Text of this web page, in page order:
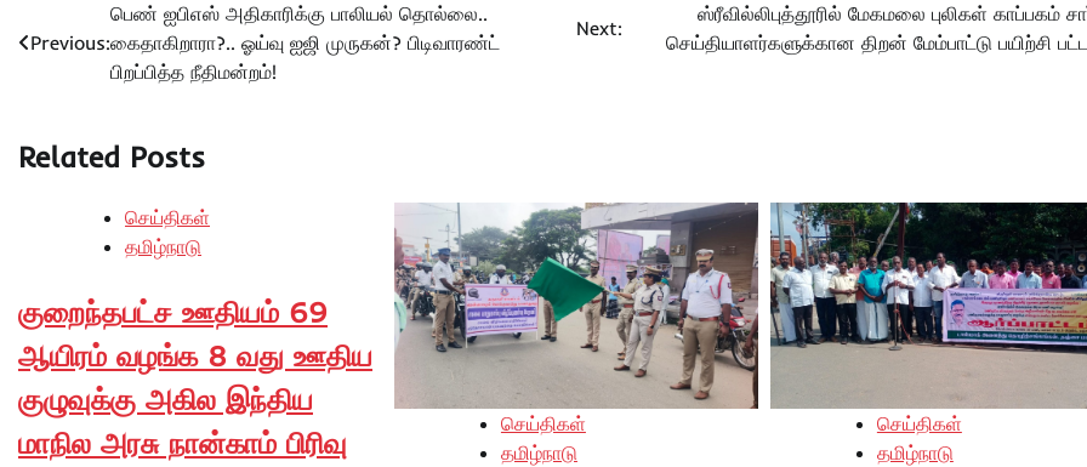
navigation
Previous:
பெண் ஐபிஎஸ் அதிகாரிக்கு பாலியல் தொல்லை..
கைதாகிறாரா?.. ஓய்வு ஐஜி முருகன்? பிடிவாரண்ட்
பிறப்பித்த நீதிமன்றம்!
Next:
ஸ்ரீவில்லிபுத்தூரில் மேகமலை புலிகள் காப்பகம்
செய்தியாளர்களுக்கான திறன் மேம்பாட்டு பயிற்சி
Related Posts
செய்திகள்
தமிழ்நாடு
குறைந்தபட்ச ஊதியம் 69
ஆயிரம் வழங்க 8 வது ஊதிய
குழுவுக்கு அகில இந்திய
மாநில அரசு நான்காம் பிரிவு
செய்திகள்
தமிழ்நாடு
செய்திகள்
தமிழ்நாடு